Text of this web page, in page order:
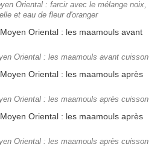
Oriental : farcir avec le mélange noix,
et eau de fleur d'oranger
Oriental : les maamouls avant cuisson
Oriental : les maamouls après cuisson
Oriental : les maamouls après cuisson